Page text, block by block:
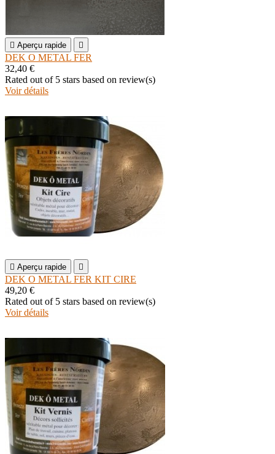
 Aperçu rapide 
DEK O METAL FER
32,40 €
Rated out of 5 stars based on review(s)
Voir détails
 Aperçu rapide 
DEK O METAL FER KIT CIRE
49,20 €
Rated out of 5 stars based on review(s)
Voir détails